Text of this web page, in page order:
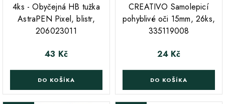
4ks - Obyčejná HB tužka
AstraPEN Pixel, blistr,
206023011
Cena
43 Kč
DO KOŠÍKA
CREATIVO Samolepicí
pohyblivé oči 15mm, 26ks,
335119008
Cena
24 Kč
DO KOŠÍKA